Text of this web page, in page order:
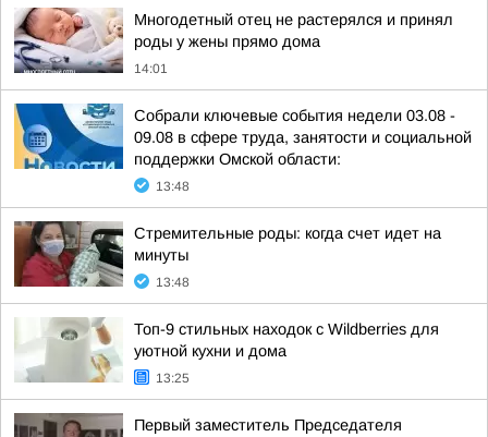
Многодетный отец не растерялся и принял
роды у жены прямо дома
14:01
Собрали ключевые события недели 03.08 -
09.08 в сфере труда, занятости и социальной
поддержки Омской области:
13:48
Стремительные роды: когда счет идет на
минуты
13:48
Топ-9 стильных находок с Wildberries для
уютной кухни и дома
13:25
Первый заместитель Председателя